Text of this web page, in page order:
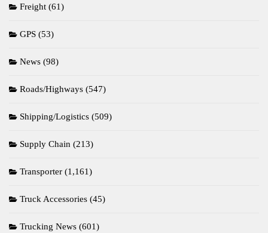
Freight (61)
GPS (53)
News (98)
Roads/Highways (547)
Shipping/Logistics (509)
Supply Chain (213)
Transporter (1,161)
Truck Accessories (45)
Trucking News (601)